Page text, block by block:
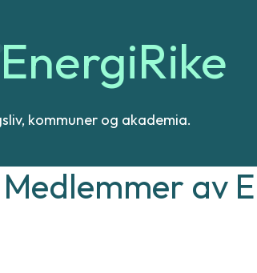
kommuner og akademia.
Medlemmer av